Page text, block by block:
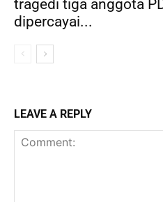
tragedi tiga anggota
dipercayai...
LEAVE A REPLY